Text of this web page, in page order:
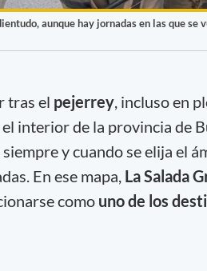
aunque hay jornadas en las que se
tras el pejerrey, incluso en
interior de la provincia de
y cuando se elija el
En ese mapa, La Salada
como uno de los